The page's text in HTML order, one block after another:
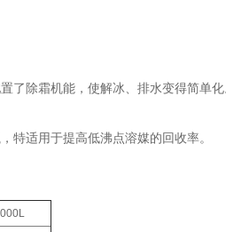
除霜机能，使解冰、排水变得简单化
适用于提高低沸点溶媒的回收率。